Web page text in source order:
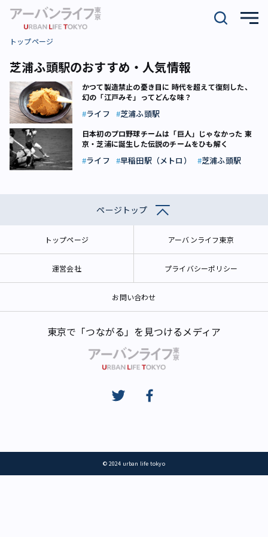
トップページ
芝浦ふ頭駅のおすすめ・人気情報
かつて製造禁止の憂き目に 時代を超えて復刻した、
幻の「江戸みそ」ってどんな味？
ライフ 芝浦ふ頭駅
日本初のプロ野球チームは「巨人」じゃなかった 東
京・芝浦に誕生した伝説のチームをひも解く
ライフ 早稲田駅（メトロ） 芝浦ふ頭駅
ページトップ
トップページ アーバンライフ東京
運営会社 プライバシーポリシー
お問い合わせ
東京で「つながる」を見つけるメディア
© 2024 urban life tokyo